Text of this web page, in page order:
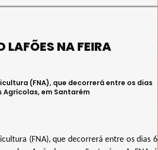
LAFÕES NA FEIRA
(FNA), que decorrerá entre os dias
Agrícolas, em Santarém
(FNA), que decorrerá entre os dias 6